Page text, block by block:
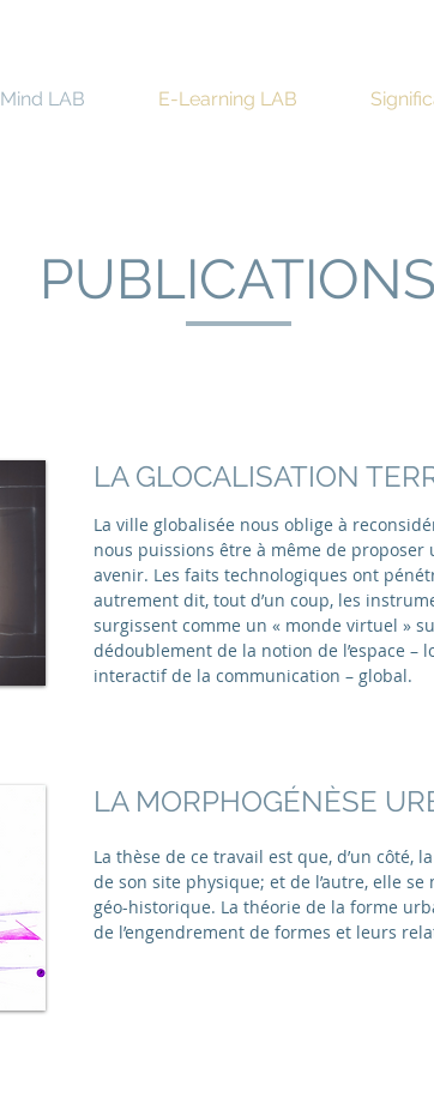
Mind LAB E-Learning LAB
PUBLICATIONS
LA GLOCALISATION
La ville globalisée nous oblige à
nous puissions être à même de
avenir. Les faits technologiques ont
autrement dit, tout d’un coup, les
surgissent comme un « monde virtuel »
dédoublement de la notion de l’espace –
interactif de la communication – global.
LA MORPHOGÉNÈSE
La thèse de ce travail est que, d’un côté,
de son site physique; et de l’autre, elle
géo-historique. La théorie de la forme
de l’engendrement de formes et leurs